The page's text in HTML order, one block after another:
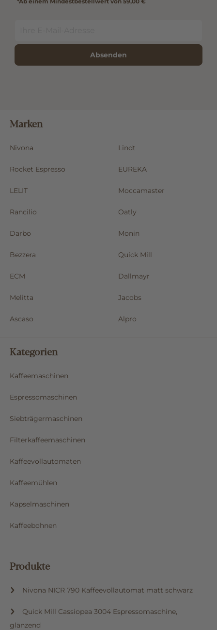
Absenden
Marken
Nivona Lindt
Rocket Espresso EUREKA
LELIT Moccamaster
Rancilio Oatly
Darbo Monin
Bezzera Quick Mill
ECM Dallmayr
Melitta Jacobs
Ascaso Alpro
Kategorien
Kaffeemaschinen
Espressomaschinen
Siebträgermaschinen
Filterkaffeemaschinen
Kaffeevollautomaten
Kaffeemühlen
Kapselmaschinen
Kaffeebohnen
Produkte
Nivona NICR 790 Kaffeevollautomat matt schwarz
Quick Mill Cassiopea 3004 Espressomaschine,
glänzend